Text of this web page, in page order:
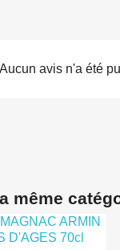
Aucun avis n'a été
même